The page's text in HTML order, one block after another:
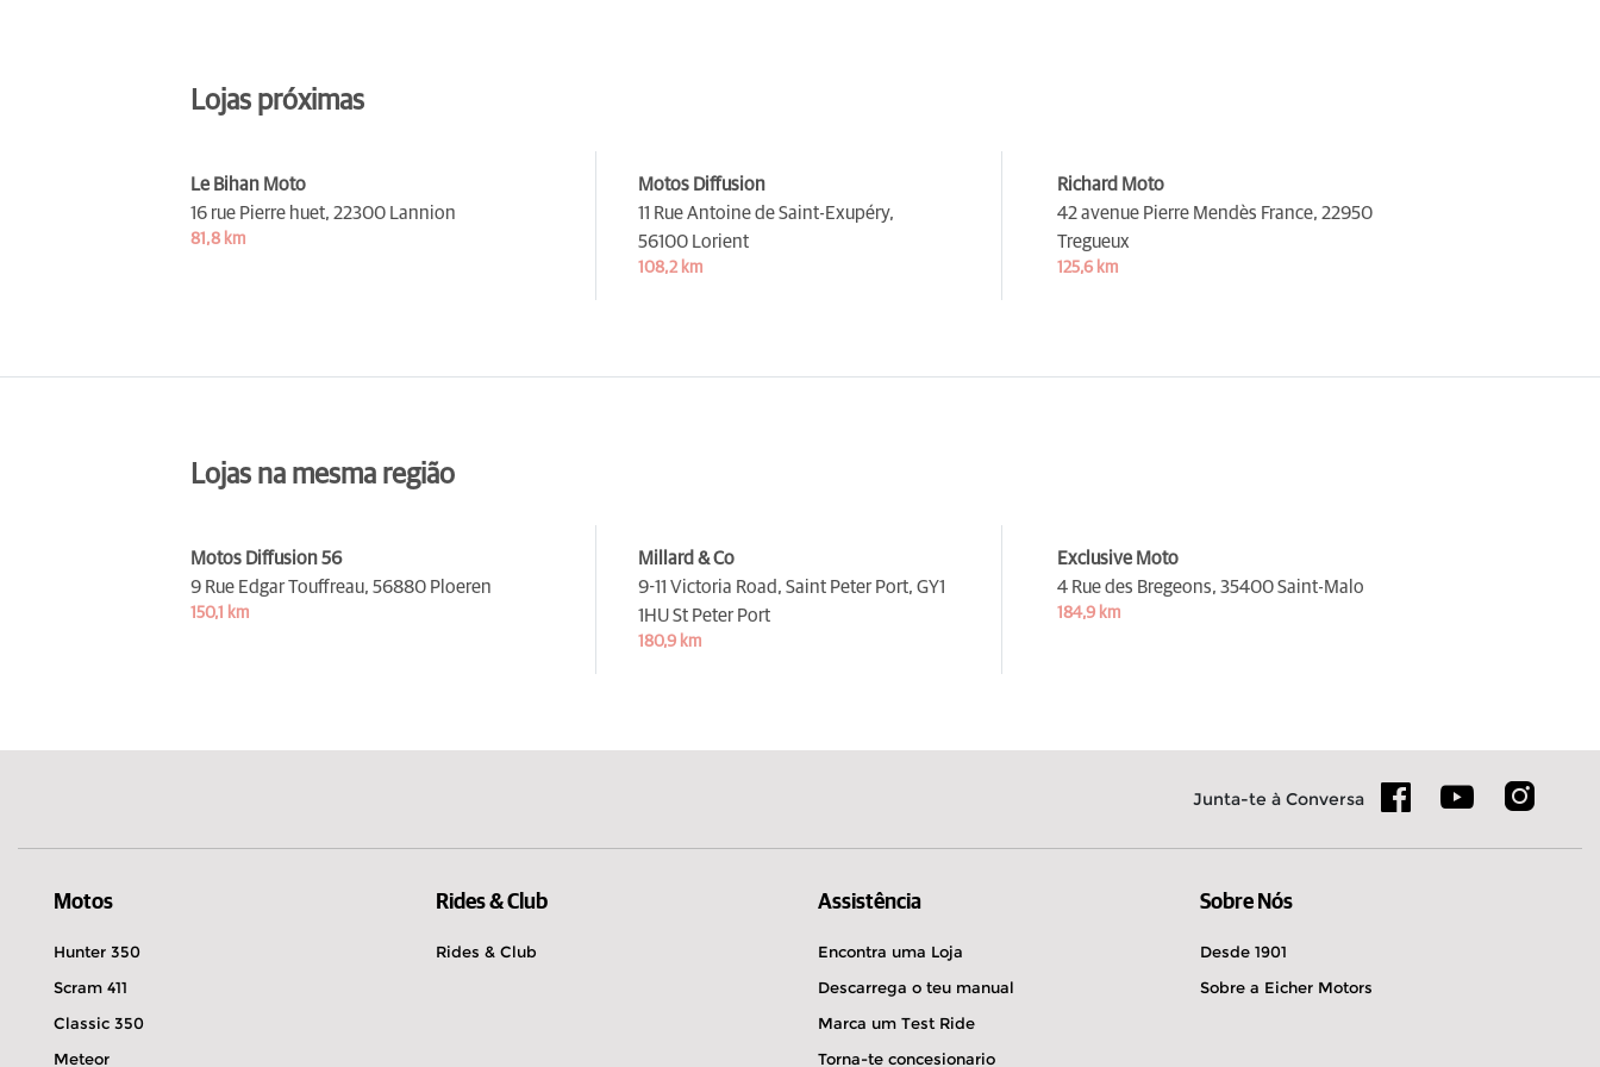
Lojas próximas
Le Bihan Moto
16 rue Pierre huet, 22300 Lannion
81,8 km
Motos Diffusion
11 Rue Antoine de Saint-Exupéry,
56100 Lorient
108,2 km
Richard Moto
42 avenue Pierre Mendès France, 22950
Tregueux
125,6 km
Lojas na mesma região
Motos Diffusion 56
9 Rue Edgar Touffreau, 56880 Ploeren
150,1 km
Millard & Co
9-11 Victoria Road, Saint Peter Port, GY1
1HU St Peter Port
180,9 km
Exclusive Moto
4 Rue des Bregeons, 35400 Saint-Malo
184,9 km
Junta-te à Conversa
Motos
Hunter 350
Scram 411
Classic 350
Meteor
Rides & Club
Rides & Club
Assistência
Encontra uma Loja
Descarrega o teu manual
Marca um Test Ride
Torna-te concesionario
Sobre Nós
Desde 1901
Sobre a Eicher Motors